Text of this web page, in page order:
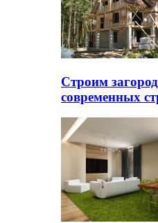
Строим
современных